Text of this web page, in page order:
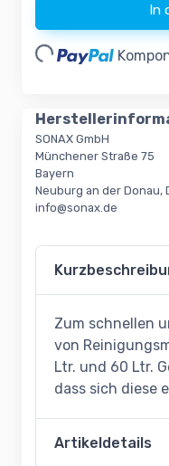
In
SONAX GmbH
Münchener Straße 75
Bayern
Neuburg an der Donau,
info@sonax.de
Zum schnellen
von
Ltr. und 60 Ltr.
dass sich diese
Artikeldetails